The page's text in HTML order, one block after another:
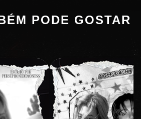
PODE GOSTAR